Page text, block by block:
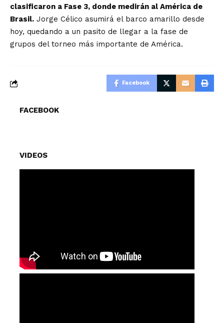
clasificaron a Fase 3, donde medirán al América de
Brasil. Jorge Célico asumirá el barco amarillo desde
hoy, quedando a un pasito de llegar a la fase de
grupos del torneo más importante de América.
Facebook
FACEBOOK
VIDEOS